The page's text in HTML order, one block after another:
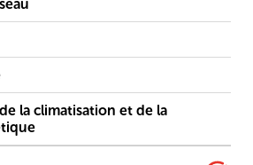
la climatisation et de la